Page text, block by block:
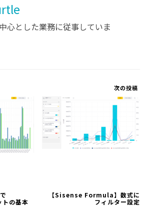
心とした業務に従事していま
の基本
次の投稿
【Sisense Formula】数式に
フィルター設定